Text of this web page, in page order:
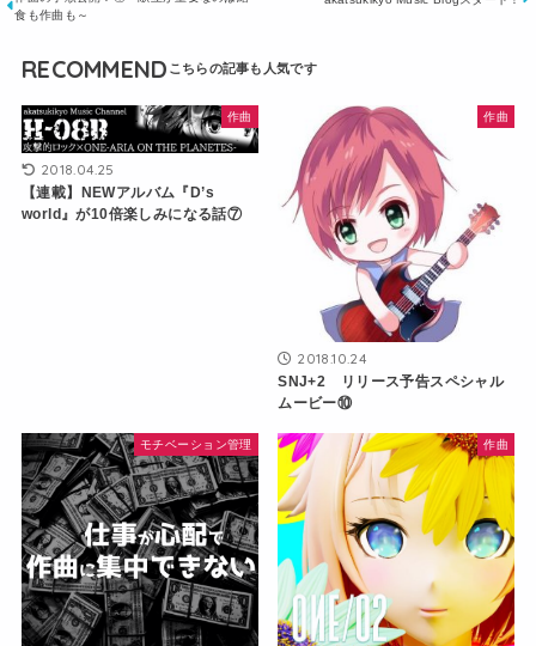
食も作曲も～
RECOMMEND
作曲
2018.04.25
【連載】NEWアルバム『D’s
world』が10倍楽しみになる話⑦
作曲
2018.10.24
SNJ+2 リリース予告スペシャル
ムービー⑩
モチベーション管理 作曲